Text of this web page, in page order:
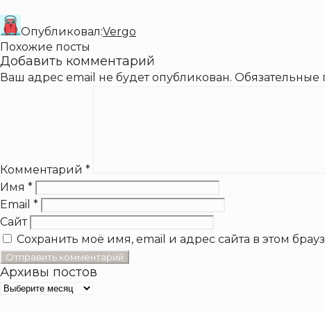
Опубликовал:Vergo
Похожие посты
Добавить комментарий
Ваш адрес email не будет опубликован. Обязательные
Комментарий *
Имя *
Email *
Сайт
Сохранить моё имя, email и адрес сайта в этом
Архивы постов
Архивы